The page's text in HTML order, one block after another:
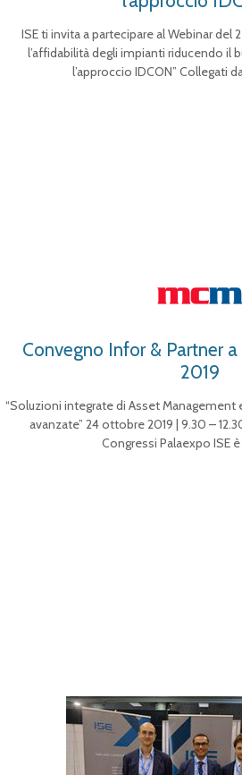
ISE ti invita a partecipare al Webinar del
l’affidabilità degli impianti riducendo il
l’approccio IDCON” Collegati
Convegno Infor & Partner
2019
“Soluzioni integrate di Asset
avanzate” 24 ottobre 2019 | 9.30 –
Congressi Palaexpo ISE